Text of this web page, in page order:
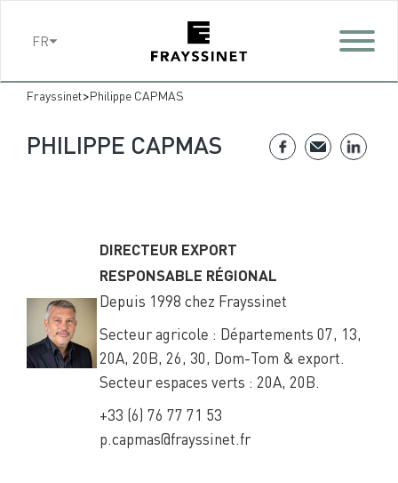
FR
Frayssinet>Philippe CAPMAS
PHILIPPE CAPMAS
DIRECTEUR EXPORT
RESPONSABLE RÉGIONAL
Depuis 1998 chez Frayssinet
Secteur agricole : Départements 07, 13,
20A, 20B, 26, 30, Dom-Tom & export.
Secteur espaces verts : 20A, 20B.
+33 (6) 76 77 71 53
p.capmas@frayssinet.fr